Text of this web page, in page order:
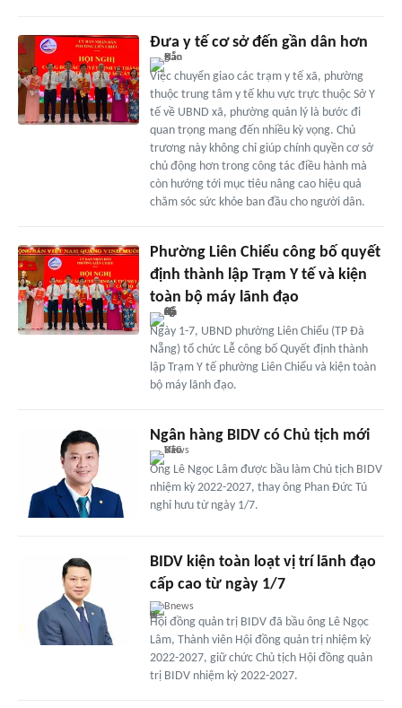
Đưa y tế cơ sở đến gần dân hơn
Việc chuyển giao các trạm y tế xã, phường
thuộc trung tâm y tế khu vực trực thuộc Sở Y
tế về UBND xã, phường quản lý là bước đi
quan trọng mang đến nhiều kỳ vọng. Chủ
trương này không chỉ giúp chính quyền cơ sở
chủ động hơn trong công tác điều hành mà
còn hướng tới mục tiêu nâng cao hiệu quả
chăm sóc sức khỏe ban đầu cho người dân.
Phường Liên Chiểu công bố quyết
định thành lập Trạm Y tế và kiện
toàn bộ máy lãnh đạo
Ngày 1-7, UBND phường Liên Chiểu (TP Đà
Nẵng) tổ chức Lễ công bố Quyết định thành
lập Trạm Y tế phường Liên Chiểu và kiện toàn
bộ máy lãnh đạo.
Ngân hàng BIDV có Chủ tịch mới
Ông Lê Ngọc Lâm được bầu làm Chủ tịch BIDV
nhiệm kỳ 2022-2027, thay ông Phan Đức Tú
nghỉ hưu từ ngày 1/7.
BIDV kiện toàn loạt vị trí lãnh đạo
cấp cao từ ngày 1/7
Bnews
Hội đồng quản trị BIDV đã bầu ông Lê Ngọc
Lâm, Thành viên Hội đồng quản trị nhiệm kỳ
2022-2027, giữ chức Chủ tịch Hội đồng quản
trị BIDV nhiệm kỳ 2022-2027.